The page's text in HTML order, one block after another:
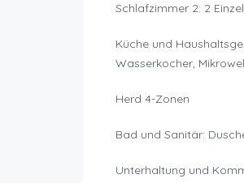
Schlafzimmer 2: 2
Küche und
Wasserkocher,
Herd 4-Zonen
Bad und Sanitär:
Unterhaltung und